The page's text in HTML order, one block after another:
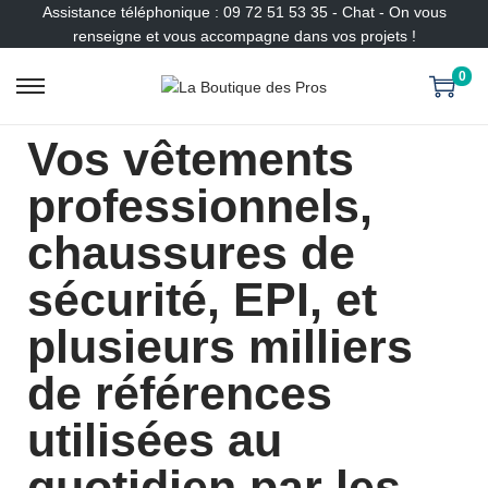
Assistance téléphonique : 09 72 51 53 35 - Chat - On vous
renseigne et vous accompagne dans vos projets !
0
Vos vêtements
professionnels,
chaussures de
sécurité, EPI, et
plusieurs milliers
de références
utilisées au